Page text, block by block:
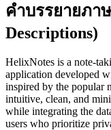
คำบรรยายภา
Descriptions)
HelixNotes is a note-
application developed
inspired by the popular
intuitive, clean, and
while integrating the
users who prioritize